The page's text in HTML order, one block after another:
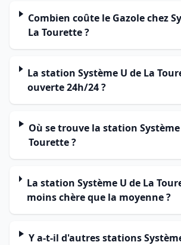
Combien coûte le Gazole chez
La Tourette ?
La station Système U de La
ouverte 24h/24 ?
Où se trouve la station Système
Tourette ?
La station Système U de La
moins chère que la moyenne ?
Y a-t-il d'autres stations